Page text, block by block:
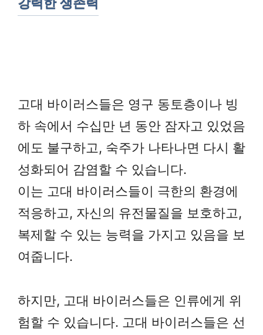
강력한 생존력
고대 바이러스들은 영구 동토층이나 빙
하 속에서 수십만 년 동안 잠자고 있었음
에도 불구하고, 숙주가 나타나면 다시 활
성화되어 감염할 수 있습니다.
이는 고대 바이러스들이 극한의 환경에
적응하고, 자신의 유전물질을 보호하고,
복제할 수 있는 능력을 가지고 있음을 보
여줍니다.
하지만, 고대 바이러스들은 인류에게 위
험할 수 있습니다. 고대 바이러스들은 선